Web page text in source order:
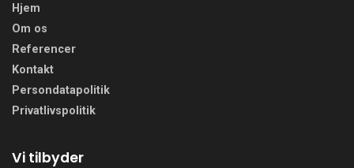
Hjem
Om os
Referencer
Kontakt
Persondatapolitik
Privatlivspolitik
Vi tilbyder